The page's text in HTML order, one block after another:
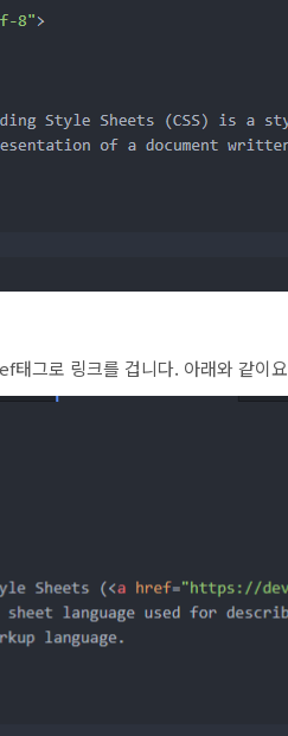
태그로 링크를 겁니다. 아래와 같이요